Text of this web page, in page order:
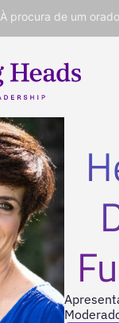
À procura de um